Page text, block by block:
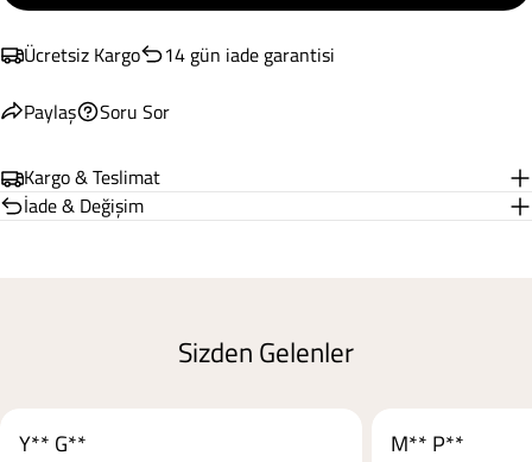
Ücretsiz Kargo
14 gün iade garantisi
Paylaş
Soru Sor
Kargo & Teslimat
İade & Değişim
Sizden Gelenler
Y** G** M** P**